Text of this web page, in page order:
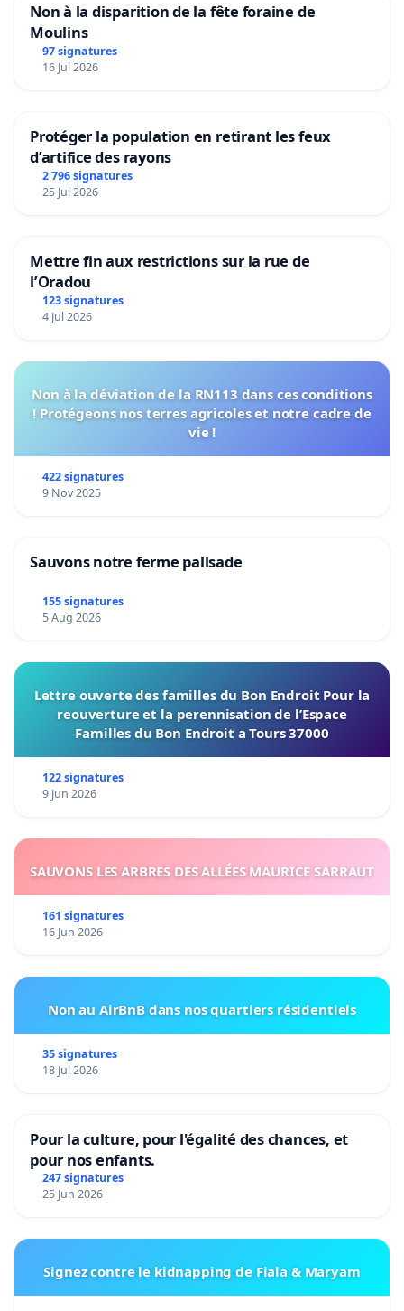
Non à la disparition de la fête foraine de
Moulins
97 signatures
16 Jul 2026
Protéger la population en retirant les feux
d’artifice des rayons
2 796 signatures
25 Jul 2026
Mettre fin aux restrictions sur la rue de
l’Oradou
123 signatures
4 Jul 2026
Non à la déviation de la RN113 dans ces conditions
! Protégeons nos terres agricoles et notre cadre de
vie !
422 signatures
9 Nov 2025
Sauvons notre ferme pallsade
155 signatures
5 Aug 2026
Lettre ouverte des familles du Bon Endroit Pour la
reouverture et la perennisation de l’Espace
Familles du Bon Endroit a Tours 37000
122 signatures
9 Jun 2026
SAUVONS LES ARBRES DES ALLÉES MAURICE SARRAUT
161 signatures
16 Jun 2026
Non au AirBnB dans nos quartiers résidentiels
35 signatures
18 Jul 2026
Pour la culture, pour l'égalité des chances, et
pour nos enfants.
247 signatures
25 Jun 2026
Signez contre le kidnapping de Fiala & Maryam